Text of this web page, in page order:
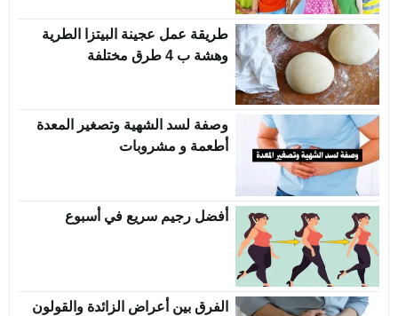
طريقة عمل عجينة البيتزا الطرية
وهشة ب 4 طرق مختلفة
وصفة لسد الشهية وتصغير المعدة
أطعمة و مشروبات
أفضل رجيم سريع في أسبوع
الفرق بين أعراض الزائدة والقولون